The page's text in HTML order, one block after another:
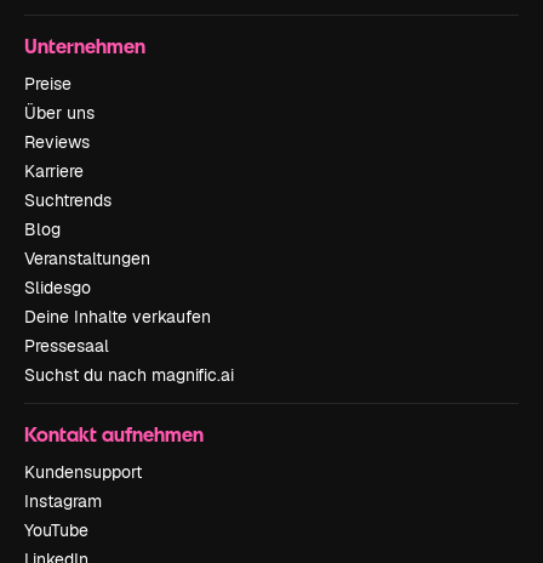
Unternehmen
Preise
Über uns
Reviews
Karriere
Suchtrends
Blog
Veranstaltungen
Slidesgo
Deine Inhalte verkaufen
Pressesaal
Suchst du nach magnific.ai
Kontakt aufnehmen
Kundensupport
Instagram
YouTube